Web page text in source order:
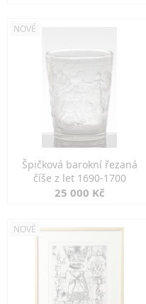
NOVÉ
Špičková barokní řezaná
číše z let 1690-1700
25 000 Kč
NOVÉ